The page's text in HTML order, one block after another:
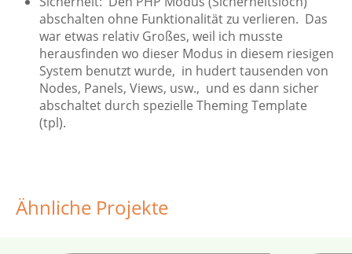
abschalten ohne Funktionalität zu verlieren. Das
war etwas relativ Großes, weil ich musste
herausfinden wo dieser Modus in diesem riesigen
System benutzt wurde, in hudert tausenden von
Nodes, Panels, Views, usw., und es dann sicher
abschaltet durch spezielle Theming Template
(tpl).
Ähnliche Projekte